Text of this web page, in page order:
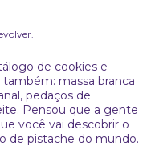
de cookies e
massa branca
pedaços de
Pensou que a gente
você vai descobrir o
de pistache do mundo.